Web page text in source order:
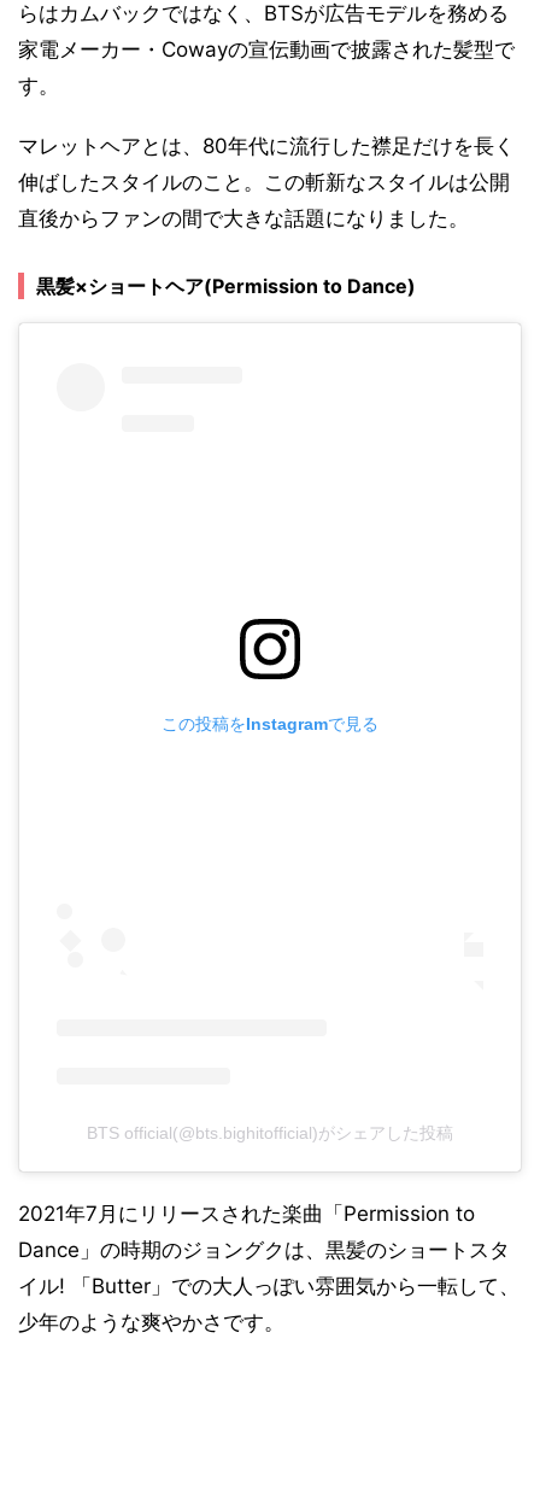
らはカムバックではなく、BTSが広告モデルを務める
家電メーカー・Cowayの宣伝動画で披露された髪型で
す。
マレットヘアとは、80年代に流行した襟足だけを長く
伸ばしたスタイルのこと。この斬新なスタイルは公開
直後からファンの間で大きな話題になりました。
黒髪×ショートヘア(Permission to Dance)
この投稿をInstagramで見る
BTS official(@bts.bighitofficial)がシェアした投稿
2021年7月にリリースされた楽曲「Permission to
Dance」の時期のジョングクは、黒髪のショートスタ
イル! 「Butter」での大人っぽい雰囲気から一転して、
少年のような爽やかさです。